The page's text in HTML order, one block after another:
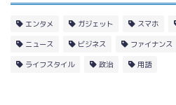
エンタメ ガジェット スマホ
ニュース ビジネス ファイナンス
ライフスタイル 政治 用語